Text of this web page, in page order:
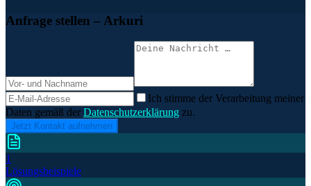
Anfrage stellen – Arkuri
Ich stimme der Verarbeitung meiner
Daten gemäß der Datenschutzerklärung zu.
Jetzt Kontakt aufnehmen
1
Lösungsbeispiele